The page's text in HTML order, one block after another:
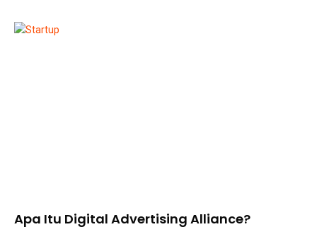
Apa Itu Digital Advertising Alliance?